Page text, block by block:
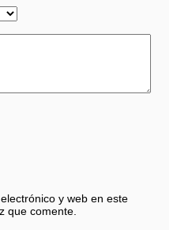
y web en este
que comente.